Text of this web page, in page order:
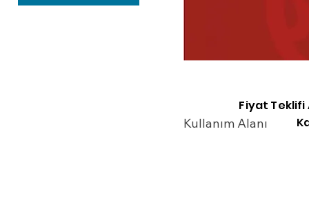
Kullanım Alanı
Fiyat Teklifi